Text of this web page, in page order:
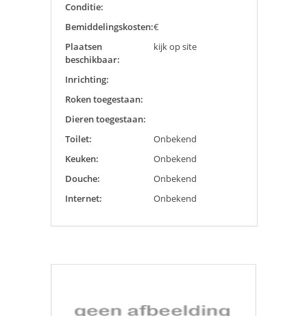
Conditie:
Bemiddelingskosten:€
Plaatsen
beschikbaar:
kijk op site
Inrichting:
Roken toegestaan:
Dieren toegestaan:
Toilet:
Onbekend
Keuken:
Onbekend
Douche:
Onbekend
Internet:
Onbekend